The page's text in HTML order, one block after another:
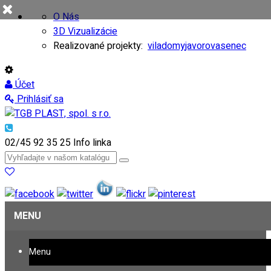
O Nás
3D Vizualizácie
Realizované projekty: viladomyjavorovasenec
Účet
Prihlásiť sa
02/45 92 35 25 Info linka
MENU
Menu